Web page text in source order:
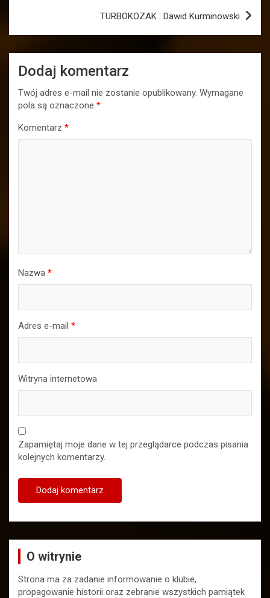
TURBOKOZAK : Dawid Kurminowski
Dodaj komentarz
Twój adres e-mail nie zostanie opublikowany. Wymagane
pola są oznaczone *
Komentarz *
Nazwa *
Adres e-mail *
Witryna internetowa
Zapamiętaj moje dane w tej przeglądarce podczas pisania
kolejnych komentarzy.
O witrynie
Strona ma za zadanie informowanie o klubie,
propagowanie historii oraz zebranie wszystkich pamiątek